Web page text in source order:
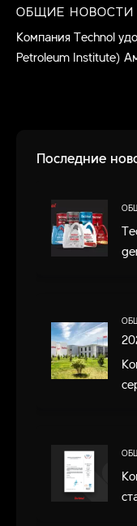
ОБЩИЕ НОВОСТИ
Компания Technol
Petroleum Institute)
Последние